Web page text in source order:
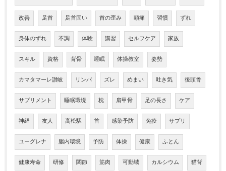
改善 足首 足首固い 首の歪み 頭痛 習慣 ずれ
身体のずれ 不調 体験 講習 セルフケア 家族
スキル 資格 背骨 睡眠 体操教室 姿勢
カマタマーレ讃岐 リンパ ズレ めまい 吐き気 後頭骨
サプリメント 睡眠環境 枕 肩甲骨 足の長さ ケア
神経 友人 高松駅 首 感染予防 免疫 サプリ
ユーグレナ 腸内環境 予防 体操 健康 ふとん
健康寿命 研修 関節 筋肉 可動域 カルシウム 猫背